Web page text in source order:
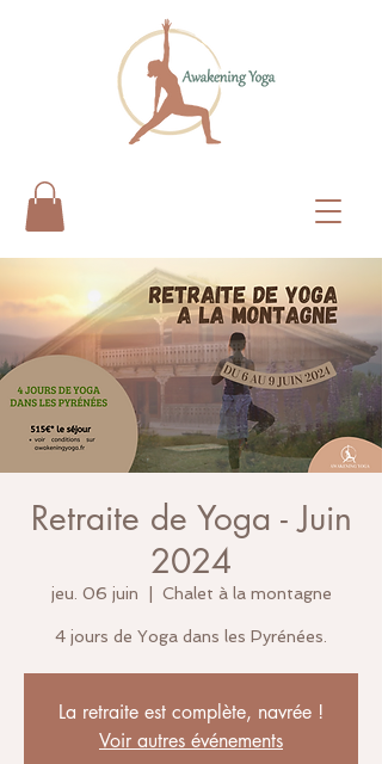
Retraite de Yoga - Juin
2024
jeu. 06 juin Chalet à la montagne
4 jours de Yoga dans les Pyrénées.
La retraite est complète, navrée !
Voir autres événements